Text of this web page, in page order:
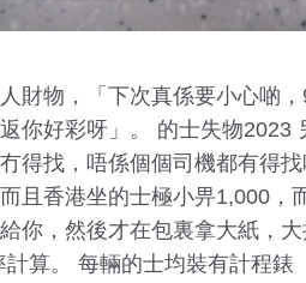
財物，「下次真係要小心啲
你好彩呀」。 的士失物
得找，唔係個個司機都有得
且香港坐的士極小畀1,000，
你，然後才在包裏拿大紙，
算。 每輛的士均裝有計程